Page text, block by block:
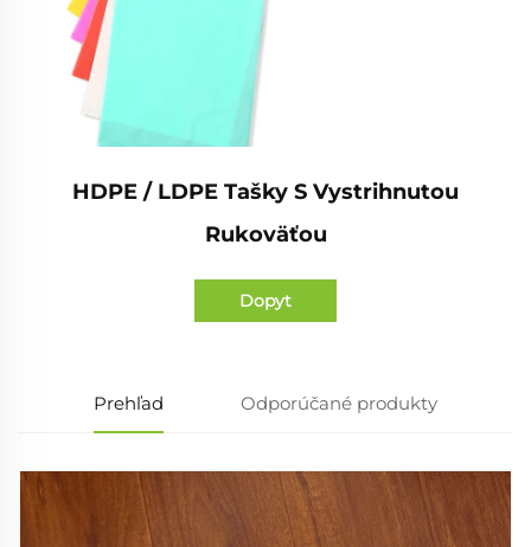
HDPE / LDPE Tašky S Vystrihnutou
Rukoväťou
Dopyt
Prehľad Odporúčané produkty